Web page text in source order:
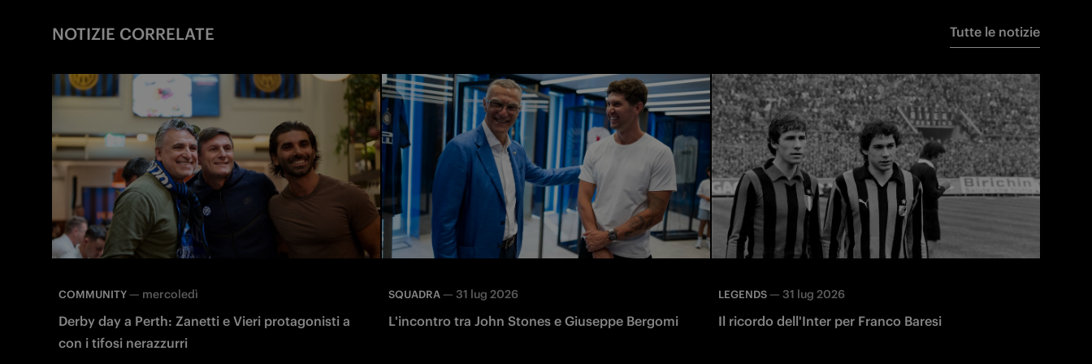
NOTIZIE CORRELATE Tutte le notizie
COMMUNITY — mercoledì
Derby day a Perth: Zanetti e Vieri protagonisti a
con i tifosi nerazzurri
SQUADRA — 31 lug 2026
L'incontro tra John Stones e Giuseppe Bergomi
LEGENDS — 31 lug 2026
Il ricordo dell'Inter per Franco Baresi